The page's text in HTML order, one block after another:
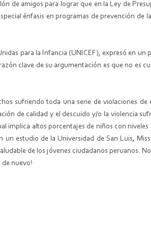
de amigos para lograr que en la Ley de
énfasis en programas de prevención de
para la Infancia (UNICEF), expresó en un
clave de su argumentación es que no es
sufriendo toda una serie de violaciones
de calidad y el descuido y/o la violencia
altos porcentajes de niños con
estudio de la Universidad de San Luis,
de los jóvenes ciudadanos peruanos.
de nuevo!